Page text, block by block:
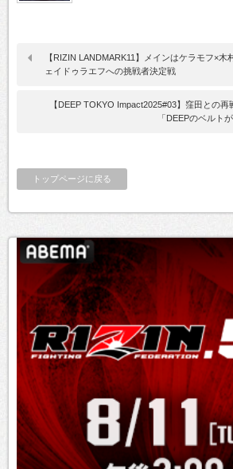
【RIZIN LANDMARK11】メインはケラモフ×木
ェイドゥラエフへの挑戦者決定戦
【DEEP TOKYO Impact2025#03】窪田との
「DEEPのベルト
トップページに戻る